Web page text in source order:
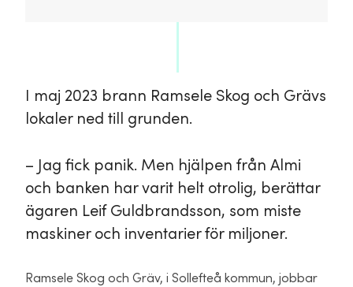
I maj 2023 brann Ramsele Skog och Grävs
lokaler ned till grunden.
– Jag fick panik. Men hjälpen från Almi
och banken har varit helt otrolig, berättar
ägaren Leif Guldbrandsson, som miste
maskiner och inventarier för miljoner.
Ramsele Skog och Gräv, i Sollefteå kommun, jobbar